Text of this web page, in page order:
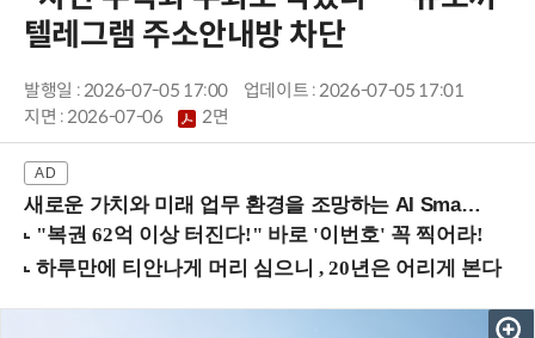
텔레그램 주소안내방 차단
발행일 : 2026-07-05 17:00
업데이트 : 2026-07-05 17:01
지면 :2026-07-06 2면
새로운 가치와 미래 업무 환경을 조망하는 AI Smart Work Summit 2026 (9/11 코엑스)